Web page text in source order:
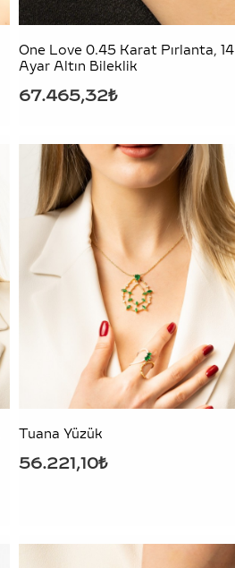
One Love 0.45 Karat Pırlanta, 14
Ayar Altın Bileklik
67.465,32₺
Tuana Yüzük
56.221,10₺